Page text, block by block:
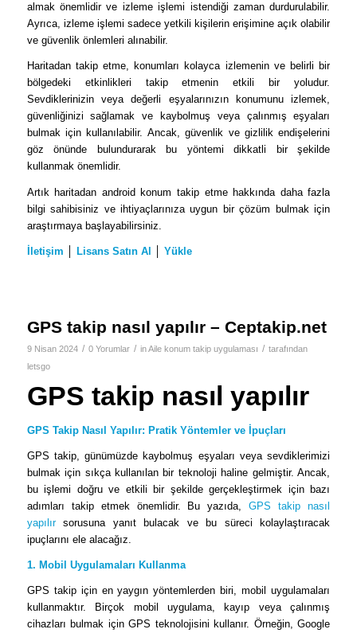
almak önemlidir ve izleme işlemi istendiği zaman durdurulabilir.
Ayrıca, izleme işlemi sadece yetkili kişilerin erişimine açık olabilir
ve güvenlik önlemleri alınabilir.
Haritadan takip etme, konumları kolayca izlemenin ve belirli bir
bölgedeki etkinlikleri takip etmenin etkili bir yoludur.
Sevdiklerinizin veya değerli eşyalarınızın konumunu izlemek,
güvenliğinizi sağlamak ve kaybolmuş veya çalınmış eşyaları
bulmak için kullanılabilir. Ancak, güvenlik ve gizlilik endişelerini
göz önünde bulundurarak bu yöntemi dikkatli bir şekilde
kullanmak önemlidir.
Artık haritadan android konum takip etme hakkında daha fazla
bilgi sahibisiniz ve ihtiyaçlarınıza uygun bir çözüm bulmak için
araştırmaya başlayabilirsiniz.
İletişim Lisans Satın Al Yükle
GPS takip nasıl yapılır – Ceptakip.net
9 Nisan 2024 / 0 Yorumlar / inAile konum takip uygulaması / tarafından
letsgo
GPS takip nasıl yapılır
GPS Takip Nasıl Yapılır: Pratik Yöntemler ve İpuçları
GPS takip, günümüzde kaybolmuş eşyaları veya sevdiklerimizi
bulmak için sıkça kullanılan bir teknoloji haline gelmiştir. Ancak,
bu işlemi doğru ve etkili bir şekilde gerçekleştirmek için bazı
adımları takip etmek önemlidir. Bu yazıda,GPS takip nasıl
yapılırsorusuna yanıt bulacak ve bu süreci kolaylaştıracak
ipuçlarını ele alacağız.
1. Mobil Uygulamaları Kullanma
GPS takip için en yaygın yöntemlerden biri, mobil uygulamaları
kullanmaktır. Birçok mobil uygulama, kayıp veya çalınmış
cihazları bulmak için GPS teknolojisini kullanır. Örneğin, Google